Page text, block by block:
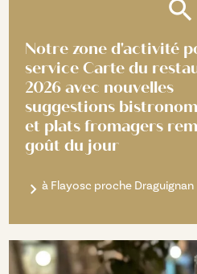
Notre zone d'activité
service Carte du
2026 avec nouvelles
suggestions
et plats fromagers
goût du jour
à Flayosc proche Draguignan